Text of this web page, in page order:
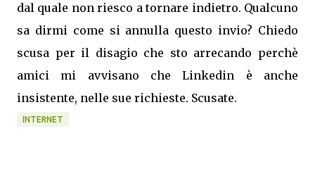
dal quale non riesco a tornare indietro. Qualcuno
sa dirmi come si annulla questo invio? Chiedo
scusa per il disagio che sto arrecando perchè
amici mi avvisano che Linkedin è anche
insistente, nelle sue richieste. Scusate.
INTERNET